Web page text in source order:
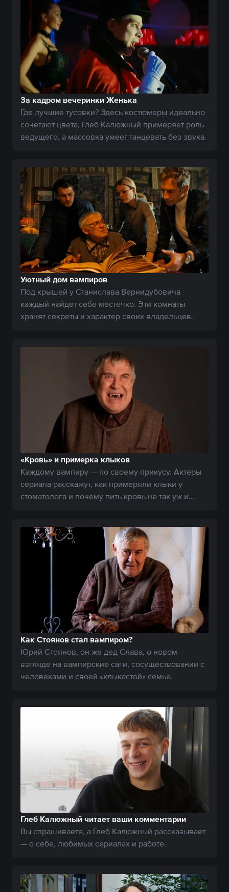
За кадром вечеринки Женька
Где лучшие тусовки? Здесь костюмеры идеально
сочетают цвета, Глеб Калюжный примеряет роль
ведущего, а массовка умеет танцевать без звука.
Уютный дом вампиров
Под крышей у Станислава Вернидубовича
каждый найдет себе местечко. Эти комнаты
хранят секреты и характер своих владельцев.
«Кровь» и примерка клыков
Каждому вампиру — по своему прикусу. Актеры
сериала расскажут, как примеряли клыки у
стоматолога и почему пить кровь не так уж и
Как Стоянов стал вампиром?
Юрий Стоянов, он же дед Слава, о новом
взгляде на вампирские саги, сосуществовании с
человеками и своей «клыкастой» семье.
Глеб Калюжный читает ваши комментарии
Вы спрашиваете, а Глеб Калюжный рассказывает
— о себе, любимых сериалах и работе.